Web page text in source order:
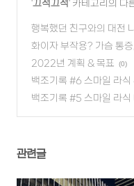
'끄적끄적' 카테고리의 다
행복했던 친구와의 대전
화이자 부작용? 가슴 통
의원 진료
(0)
2022년 계획 & 목표 (0)
백조기록 #6 스마일 라
백조기록 #5 스마일 라식
관련글